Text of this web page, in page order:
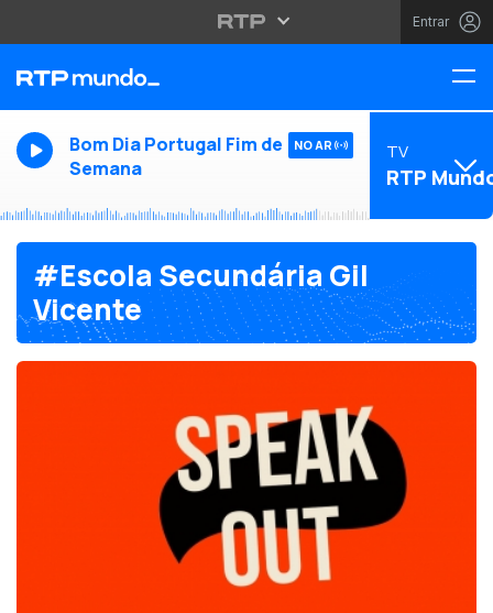
Entrar
Bom Dia Portugal Fim de
Semana
NO AR TV
RTP
#Escola Secundária Gil
Vicente